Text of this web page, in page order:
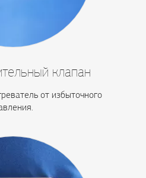
клапан
от избыточного